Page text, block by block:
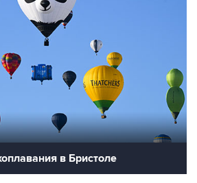
в Бристоле